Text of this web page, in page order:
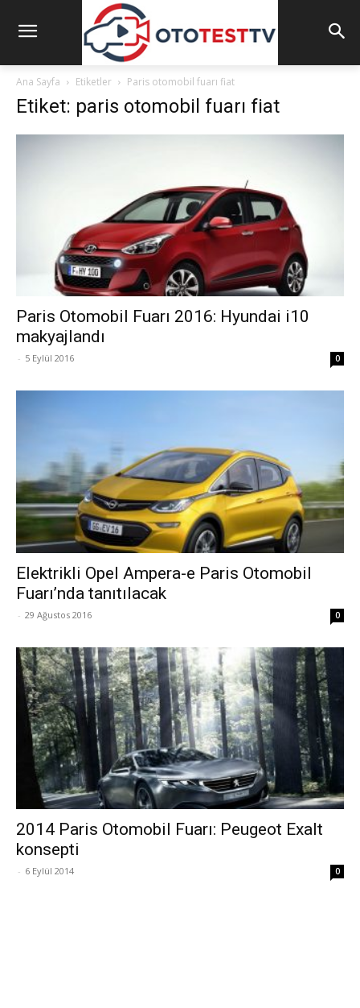
Ana Sayfa Etiketler Paris otomobil fuarı fiat
Etiket: paris otomobil fuarı fiat
Paris Otomobil Fuarı 2016: Hyundai i10
makyajlandı
- 5 Eylül 2016 0
Elektrikli Opel Ampera-e Paris Otomobil
Fuarı’nda tanıtılacak
- 29 Ağustos 2016 0
2014 Paris Otomobil Fuarı: Peugeot Exalt
konsepti
- 6 Eylül 2014 0